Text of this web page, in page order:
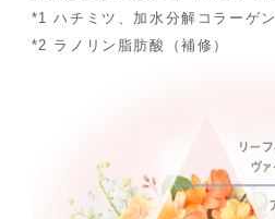
*1 ハチミツ、加水分解コラーゲン
*2 ラノリン脂肪酸（補修）